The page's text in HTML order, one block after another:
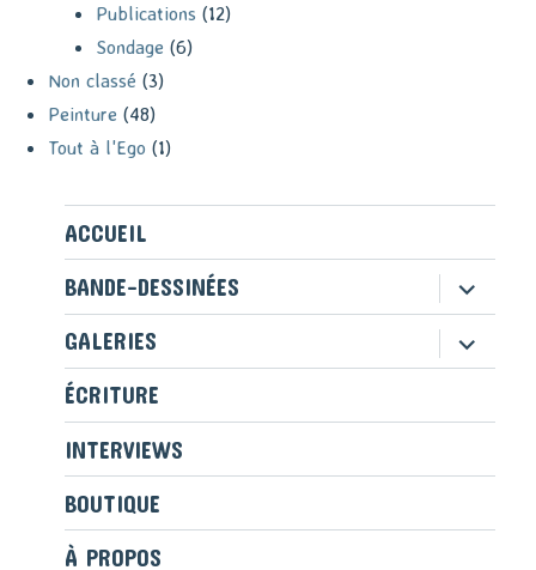
Publications (12)
Sondage (6)
Non classé (3)
Peinture (48)
Tout à l'Ego (1)
ACCUEIL
BANDE-DESSINÉES
ouvrir
le
sous-
menu
GALERIES ouvrir
le
ÉCRITURE
INTERVIEWS
BOUTIQUE
À PROPOS